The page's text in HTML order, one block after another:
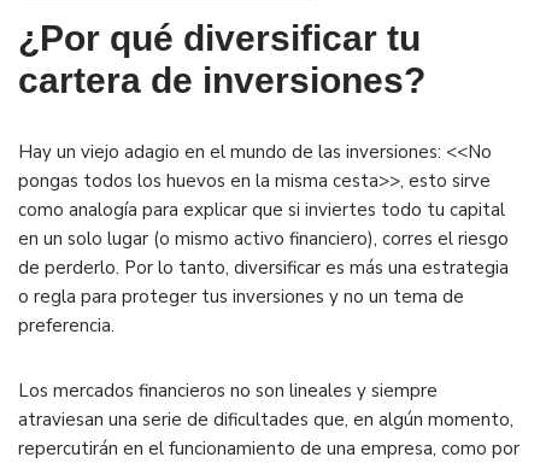
¿Por qué diversificar tu
cartera de inversiones?
Hay un viejo adagio en el mundo de las inversiones: <<No
pongas todos los huevos en la misma cesta>>, esto sirve
como analogía para explicar que si inviertes todo tu capital
en un solo lugar (o mismo activo financiero), corres el riesgo
de perderlo. Por lo tanto, diversificar es más una estrategia
o regla para proteger tus inversiones y no un tema de
preferencia.
Los mercados financieros no son lineales y siempre
atraviesan una serie de dificultades que, en algún momento,
repercutirán en el funcionamiento de una empresa, como por